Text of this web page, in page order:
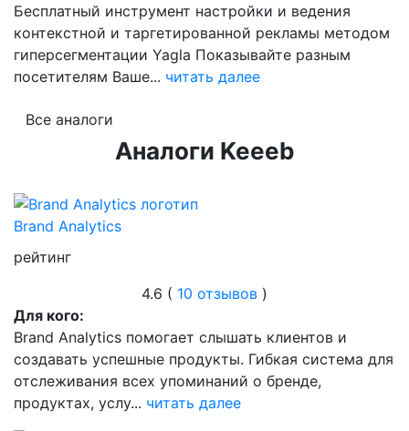
Бесплатный инструмент настройки и ведения
контекстной и таргетированной рекламы методом
гиперсегментации Yagla Показывайте разным
посетителям Ваше... читать далее
Все аналоги
Аналоги Keeeb
Brand Analytics
рейтинг
4.6 ( 10 отзывов )
Для кого:
Brand Analytics помогает слышать клиентов и
создавать успешные продукты. Гибкая система для
отслеживания всех упоминаний о бренде,
продуктах, услу... читать далее